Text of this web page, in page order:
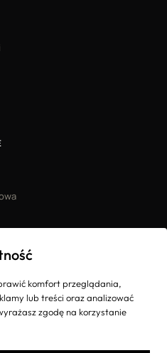
z Japonii
z Dubaju
komfort przeglądania,
lub treści oraz analizować
zgodę na korzystanie